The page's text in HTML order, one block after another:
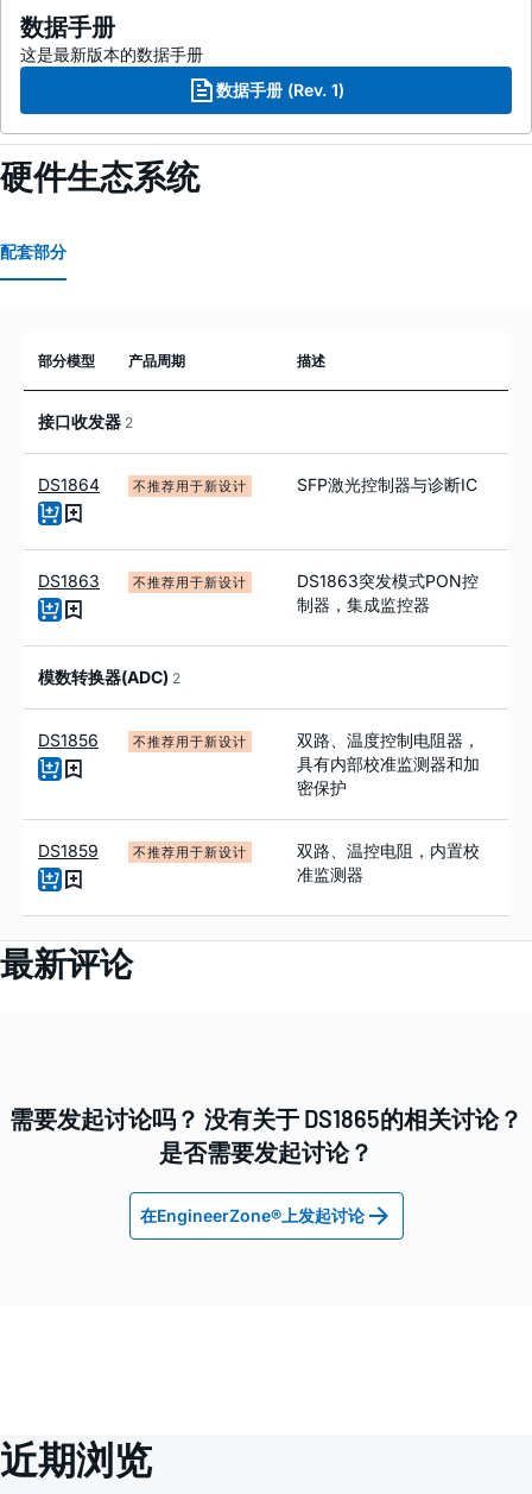
数据手册
这是最新版本的数据手册
数据手册 (Rev. 1)
硬件生态系统
配套部分
部分模型 产品周期 描述
接口收发器 2
DS1864 不推荐用于新设计 SFP激光控制器与诊断IC
DS1863 不推荐用于新设计
DS1863突发模式PON控
制器，集成监控器
模数转换器(ADC) 2
DS1856 不推荐用于新设计
双路、温度控制电阻器，
具有内部校准监测器和加
密保护
DS1859 不推荐用于新设计
双路、温控电阻，内置校
准监测器
最新评论
需要发起讨论吗？ 没有关于 DS1865的相关讨论？
是否需要发起讨论？
在EngineerZone®上发起讨论
近期浏览